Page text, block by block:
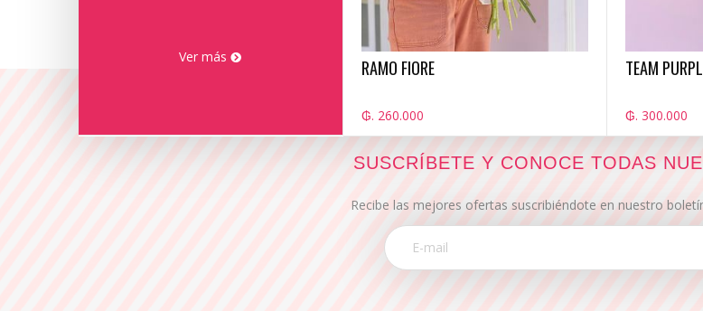
Ver más RAMO FIORE
₲. 260.000
TEAM
₲. 300.000
SUSCRÍBETE Y CONOCE TODAS
Recibe las mejores ofertas suscribiéndote en nuestro